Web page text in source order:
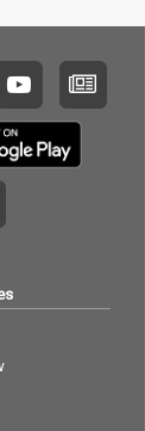
あ！ 応援して